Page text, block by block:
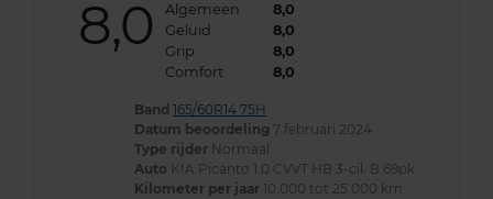
8,0 Algemeen
8,0
Geluid
8,0
Grip
8,0
Comfort
8,0
Band 165/60R14 75H
Datum beoordeling 7 februari 2024
Type rijder Normaal
Auto KIA Picanto 1.0 CVVT HB 3-cil. B 69pk
Kilometer per jaar 10.000 tot 25.000 km